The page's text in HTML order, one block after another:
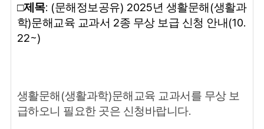
□제목: (문해정보공유) 2025년 생활문해 (생활과
학)문해교육 교과서 2종 무상 보급 신청 안내 (10.
22~)
생활문해 (생활과학)문해교육 교과서를 무상 보
급하오니 필요한 곳은 신청바랍니다.